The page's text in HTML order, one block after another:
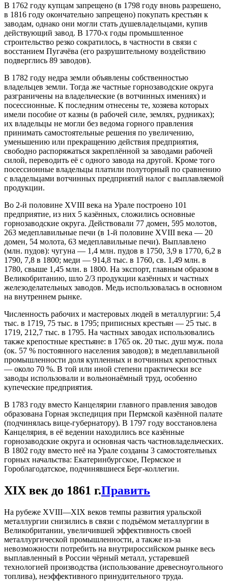
В 1762 году купцам запрещено (в 1798 году вновь разрешено,
в 1816 году окончательно запрещено) покупать крестьян к
заводам, однако они могли стать душевладельцами, купив
действующий завод. В 1770-х годы промышленное
строительство резко сократилось, в частности в связи с
восстанием Пугачёва (его разрушительному воздействию
подверглись 89 заводов).
В 1782 году недра земли объявлены собственностью
владельцев земли. Тогда же частные горнозаводские округа
разграничены на владельческие (в вотчинных имениях) и
посессионные. К последним отнесены те, хозяева которых
имели пособие от казны (в рабочей силе, землях, рудниках);
их владельцы не могли без ведома горного правления
принимать самостоятельные решения по увеличению,
уменьшению или прекращению действия предприятия,
свободно распоряжаться закреплённой за заводами рабочей
силой, переводить её с одного завода на другой. Кроме того
посессионные владельцы платили полуторный по сравнению
с владельцами вотчинных предприятий налог с выплавляемой
продукции.
Во 2-й половине XVIII века на Урале построено 101
предприятие, из них 5 казённых, сложились основные
горнозаводские округа. Действовали 77 домен, 595 молотов,
263 медеплавильные печи (в 1-й половине XVIII века — 20
домен, 54 молота, 63 медеплавильные печи). Выплавлено
(млн. пудов): чугуна — 1,4 млн. пудов в 1750, 3,9 в 1770, 6,2 в
1790, 7,8 в 1800; меди — 914,8 тыс. в 1760, св. 1,49 млн. в
1780, свыше 1,45 млн. в 1800. На экспорт, главным образом в
Великобританию, шло 2/3 продукции казённых и частных
железоделательных заводов. Медь использовалась в основном
на внутреннем рынке.
Численность рабочих и мастеровых людей в металлургии: 5,4
тыс. в 1719, 75 тыс. в 1795; приписных крестьян — 25 тыс. в
1719, 212,7 тыс. в 1795. На частных заводах использовались
также крепостные крестьяне: в 1765 ок. 20 тыс. душ муж. пола
(ок. 57 % постоянного населения заводов); в медеплавильной
промышленности доля купленных и вотчинных крепостных
— около 70 %. В той или иной степени практически все
заводы использовали и вольнонаёмный труд, особенно
купеческие предприятия.
В 1783 году вместо Канцелярии главного правления заводов
образована Горная экспедиция при Пермской казённой палате
(подчинялась вице-губернатору). В 1797 году восстановлена
Канцелярия, в её ведении находились все казённые
горнозаводские округа и основная часть частновладельческих.
В 1802 году вместо неё на Урале созданы 3 самостоятельных
горных начальства: Екатеринбургское, Пермское и
Гороблагодатское, подчинявшиеся Берг-коллегии.
XIX век до 1861 г.Править
На рубеже XVIII—XIX веков темпы развития уральской
металлургии снизились в связи с подъёмом металлургии в
Великобритании, увеличившей эффективность своей
металлургической промышленности, а также из-за
невозможности потребить на внутрироссийском рынке весь
выплавленный в России чёрный металл, устаревшей
технологией производства (использование древесноугольного
топлива), неэффективного принудительного труда.